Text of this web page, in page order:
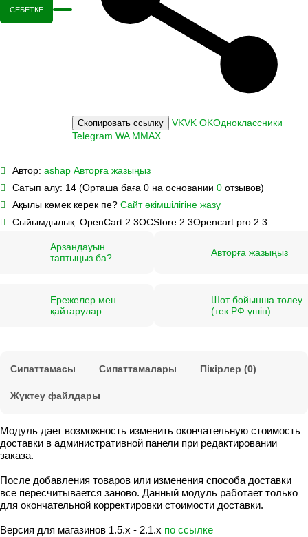
СЕБЕТКЕ
Скопировать ссылку VKVK OKОдноклассники
Telegram WA MMAX
Автор: ashap Авторға жазыңыз
Сатып алу: 14 (Орташа баға 0 на основании 0 отзывов)
Ақылы көмек керек пе? Сайт әкімшілігіне жазу
Сыйымдылық: OpenCart 2.3OCStore 2.3Opencart.pro 2.3
Арзандауын
таптыңыз ба?
Авторға жазыңыз
Ережелер мен
қайтарулар
Шот бойынша төлеу
(тек РФ үшін)
Сипаттамасы Сипаттамалары Пікірлер (0)
Жүктеу файлдары
Модуль дает возможность изменить окончательную стоимость
доставки в административной панели при редактировании
заказа.
После добавления товаров или изменения способа доставки
все пересчитывается заново. Данный модуль работает только
для окончательной корректировки стоимости доставки.
Версия для магазинов 1.5.x - 2.1.x по ссылке